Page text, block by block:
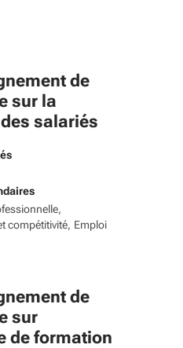
de
sur la
salariés
compétitivité Emploi
de
sur
de formation